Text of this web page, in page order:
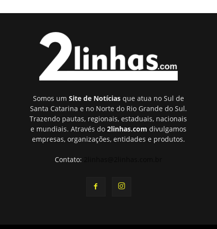
Somos um Site de Notíciasque atua no Sul de
Santa Catarina e no Norte do Rio Grande do Sul.
Trazendo pautas, regionais, estaduais, nacionais
e mundiais. Através do 2linhas.com divulgamos
empresas, organizações, entidades e produtos.
Contato: